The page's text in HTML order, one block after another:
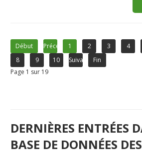
Début Précédent1 2 3 4
8
9 10 Suivant
Fin
Page 1 sur 19
DERNIÈRES ENTRÉES
BASE DE DONNÉES